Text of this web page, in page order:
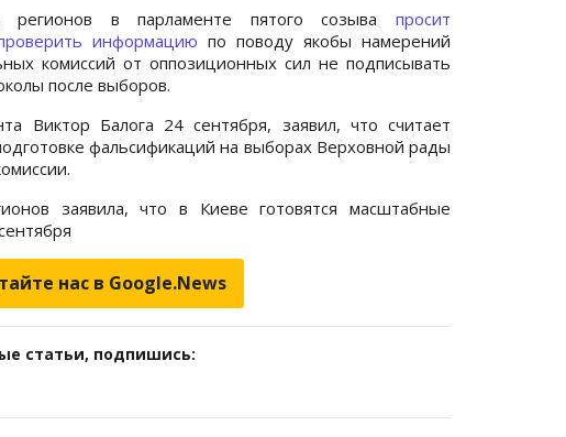
в парламенте пятого созыва просит
информацию по поводу якобы намерений
комиссий от оппозиционных сил не подписывать
после выборов.
Виктор Балога 24 сентября, заявил, что считает
фальсификаций на выборах Верховной рады
заявила, что в Киеве готовятся масштабные
нас в Google.News
статьи, подпишись: